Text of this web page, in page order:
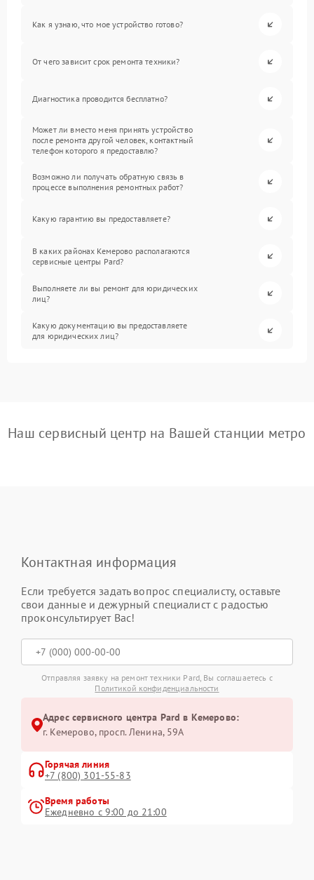
Как я узнаю, что мое устройство готово?
От чего зависит срок ремонта техники?
Диагностика проводится бесплатно?
Может ли вместо меня принять устройство
после ремонта другой человек, контактный
телефон которого я предоставлю?
Возможно ли получать обратную связь в
процессе выполнения ремонтных работ?
Какую гарантию вы предоставляете?
В каких районах Кемерово располагаются
сервисные центры Pard?
Выполняете ли вы ремонт для юридических
лиц?
Какую документацию вы предоставляете
для юридических лиц?
Наш сервисный центр на Вашей станции метро
Контактная информация
Если требуется задать вопрос специалисту, оставьте
свои данные и дежурный специалист с радостью
проконсультирует Вас!
Отправляя заявку на ремонт техники Pard, Вы соглашаетесь с
Политикой конфиденциальности
Адрес сервисного центра Pard в Кемерово:
г. Кемерово, просп. Ленина, 59А
Горячая линия
+7 (800) 301-55-83
Время работы
Ежедневно с 9:00 до 21:00